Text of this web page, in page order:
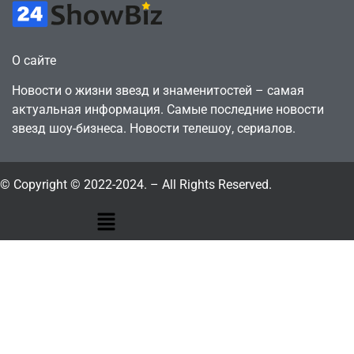
О сайте
Новости о жизни звезд и знаменитостей – самая
актуальная информация. Самые последние новости
звезд шоу-бизнеса. Новости телешоу, сериалов.
© Copyright © 2022-2024. – All Rights Reserved.